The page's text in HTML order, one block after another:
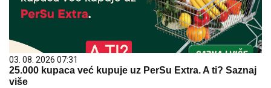
03. 08. 2026 07:31
25.000 kupaca već kupuje uz PerSu Extra. A ti? Saznaj
više